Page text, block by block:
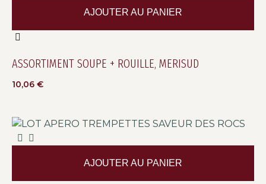
ASSORTIMENT SOUPE + ROUILLE, MERISUD
10,06 €
AJOUTER AU PANIER
AJOUTER AU PANIER